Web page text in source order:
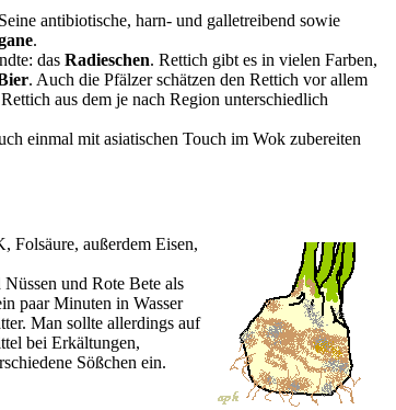
antibiotische, harn- und galletreibend sowie
.
das Radieschen. Rettich gibt es in vielen Farben,
. Auch die Pfälzer schätzen den Rettich vor allem
aus dem je nach Region unterschiedlich
einmal mit asiatischen Touch im Wok zubereiten
Folsäure, außerdem Eisen,
und Rote Bete als
paar Minuten in Wasser
Man sollte allerdings auf
bei Erkältungen,
Sößchen ein.